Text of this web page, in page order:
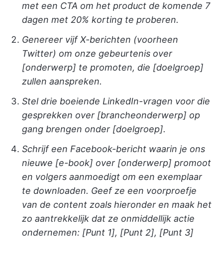
met een CTA om het product de komende 7
dagen met 20% korting te proberen.
Genereer vijf X-berichten (voorheen
Twitter) om onze gebeurtenis over
[onderwerp] te promoten, die [doelgroep]
zullen aanspreken.
Stel drie boeiende LinkedIn-vragen voor die
gesprekken over [brancheonderwerp] op
gang brengen onder [doelgroep].
Schrijf een Facebook-bericht waarin je ons
nieuwe [e-book] over [onderwerp] promoot
en volgers aanmoedigt om een exemplaar
te downloaden. Geef ze een voorproefje
van de content zoals hieronder en maak het
zo aantrekkelijk dat ze onmiddellijk actie
ondernemen: [Punt 1], [Punt 2], [Punt 3]